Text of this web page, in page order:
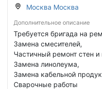
Москва Москва
Дополнительное описание
Требуется бригада на
Замена смесителей,
Частичный ремонт стен и
Замена линолеума,
Замена кабельной
Сварочные работы